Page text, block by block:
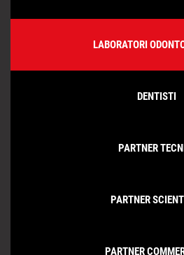
LABORATORI
DENTISTI
PARTNER
PARTNER
PARTNER